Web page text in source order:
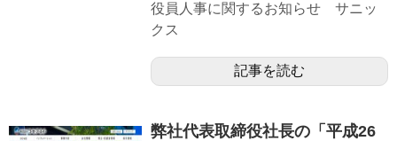
役員人事に関するお知らせ サニッ
クス
記事を読む
弊社代表取締役社長の「平成26